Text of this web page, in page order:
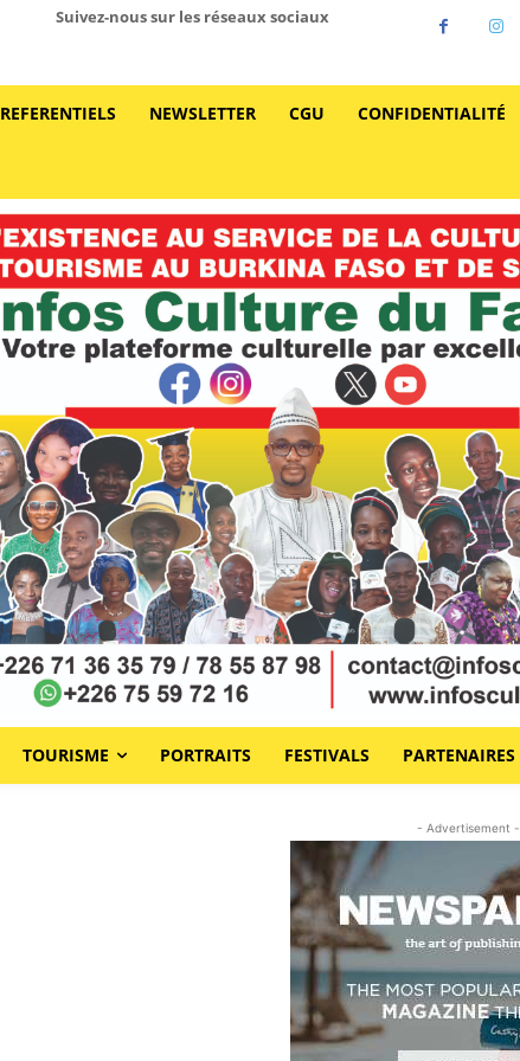
Suivez-nous sur les réseaux sociaux
REFERENTIELS NEWSLETTER CGU CONFIDENTIALITÉ
TOURISME PORTRAITS FESTIVALS PARTENAIRES
- Advertisement -